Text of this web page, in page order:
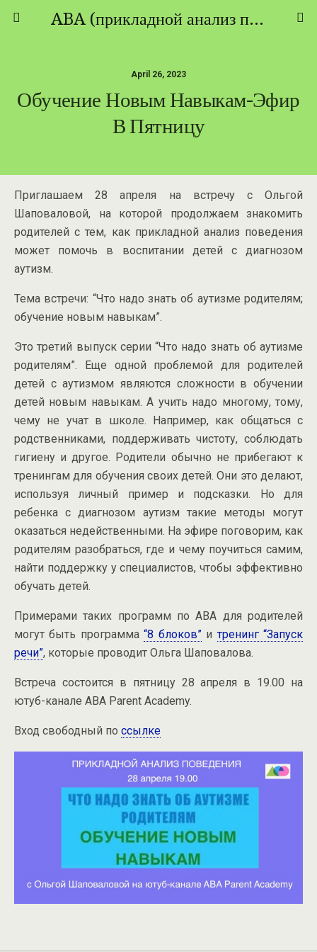
ABA (прикладной анализ поведения) - ТЕОРИЯ И ПРАКТИКА
April 26, 2023
Обучение Новым Навыкам-Эфир
В Пятницу
Приглашаем 28 апреля на встречу с Ольгой
Шаповаловой, на которой продолжаем знакомить
родителей с тем, как прикладной анализ поведения
может помочь в воспитании детей с диагнозом
аутизм.
Тема встречи: “Что надо знать об аутизме родителям;
обучение новым навыкам”.
Это третий выпуск серии “Что надо знать об аутизме
родителям”. Еще одной проблемой для родителей
детей с аутизмом являются сложности в обучении
детей новым навыкам. А учить надо многому, тому,
чему не учат в школе. Например, как общаться с
родственниками, поддерживать чистоту, соблюдать
гигиену и другое. Родители обычно не прибегают к
тренингам для обучения своих детей. Они это делают,
используя личный пример и подсказки. Но для
ребенка с диагнозом аутизм такие методы могут
оказаться недейственными. На эфире поговорим, как
родителям разобраться, где и чему поучиться самим,
найти поддержку у специалистов, чтобы эффективно
обучать детей.
Примерами таких программ по АВА для родителей
могут быть программа“8 блоков”и тренинг “Запуск
речи”, которые проводит Ольга Шаповалова.
Встреча состоится в пятницу 28 апреля в 19.00 на
ютуб-канале ABA Parent Academy.
Вход свободный по ссылке